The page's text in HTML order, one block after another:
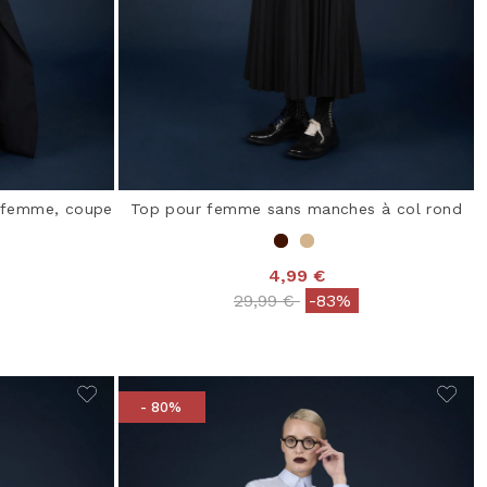
coupe
Top pour femme sans manches à col rond
4,99 €
Price reduced from
29,99 €to-83%
- 80%